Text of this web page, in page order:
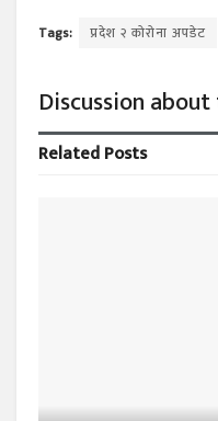
Tags: प्रदेश २ कोरोना अपडेट
Discussion
RelatedPosts